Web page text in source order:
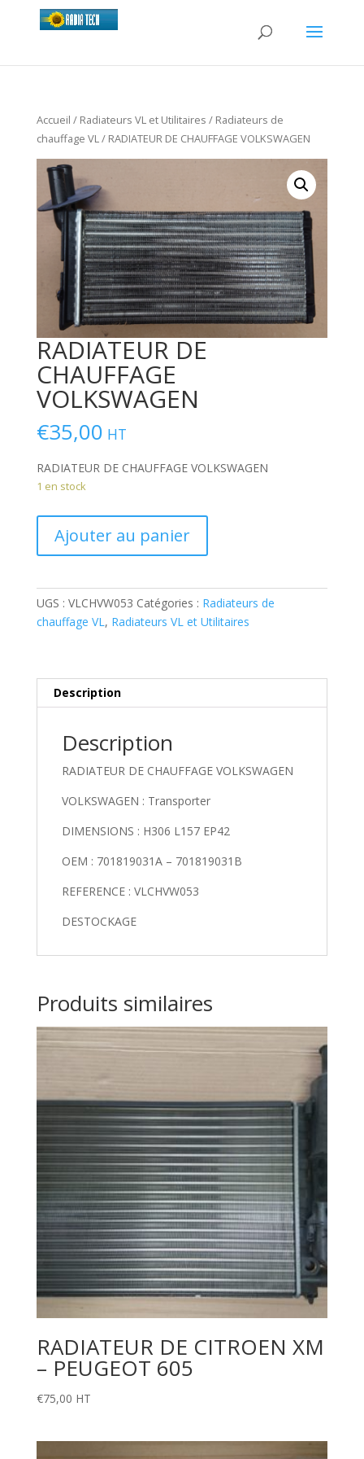
Accueil / Radiateurs VL et Utilitaires / Radiateurs de
chauffage VL/ RADIATEUR DE CHAUFFAGE VOLKSWAGEN
RADIATEUR DE
CHAUFFAGE
VOLKSWAGEN
€35,00 HT
RADIATEUR DE CHAUFFAGE VOLKSWAGEN
1 en stock
RADIATEUR
CHAUFFAGE
VOLKSWAGEN
Ajouter au panier
UGS : VLCHVW053 Catégories : Radiateurs de
chauffage VL , Radiateurs VL et Utilitaires
Description
Description
RADIATEUR DE CHAUFFAGE VOLKSWAGEN
VOLKSWAGEN : Transporter
DIMENSIONS : H306 L157 EP42
OEM : 701819031A – 701819031B
REFERENCE : VLCHVW053
DESTOCKAGE
Produits similaires
RADIATEUR DE CITROEN XM
– PEUGEOT 605
€75,00 HT